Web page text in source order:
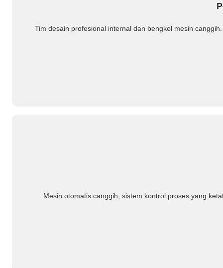
Tim desain profesional internal dan bengkel mesin
Mesin otomatis canggih, sistem kontrol proses yang